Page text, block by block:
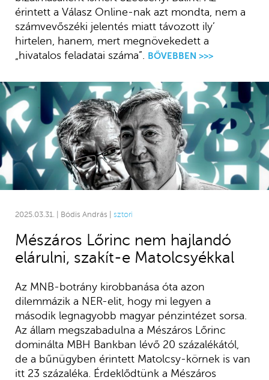
2025.03.31. | Bódis András | sztori
Mészáros Lőrinc nem hajlandó
elárulni, szakít-e Matolcsyékkal
Az MNB-botrány kirobbanása óta azon
dilemmázik a NER-elit, hogy mi legyen a
második legnagyobb magyar pénzintézet sorsa.
Az állam megszabadulna a Mészáros Lőrinc
dominálta MBH Bankban lévő 20 százalékától,
de a bűnügyben érintett Matolcsy-körnek is van
itt 23 százaléka. Érdeklődtünk a Mészáros
érintett a Válasz Online-nak azt mondta, nem a
számvevőszéki jelentés miatt távozott ily’
hirtelen, hanem, mert megnövekedett a
„hivatalos feladatai száma”. BŐVEBBEN >>>